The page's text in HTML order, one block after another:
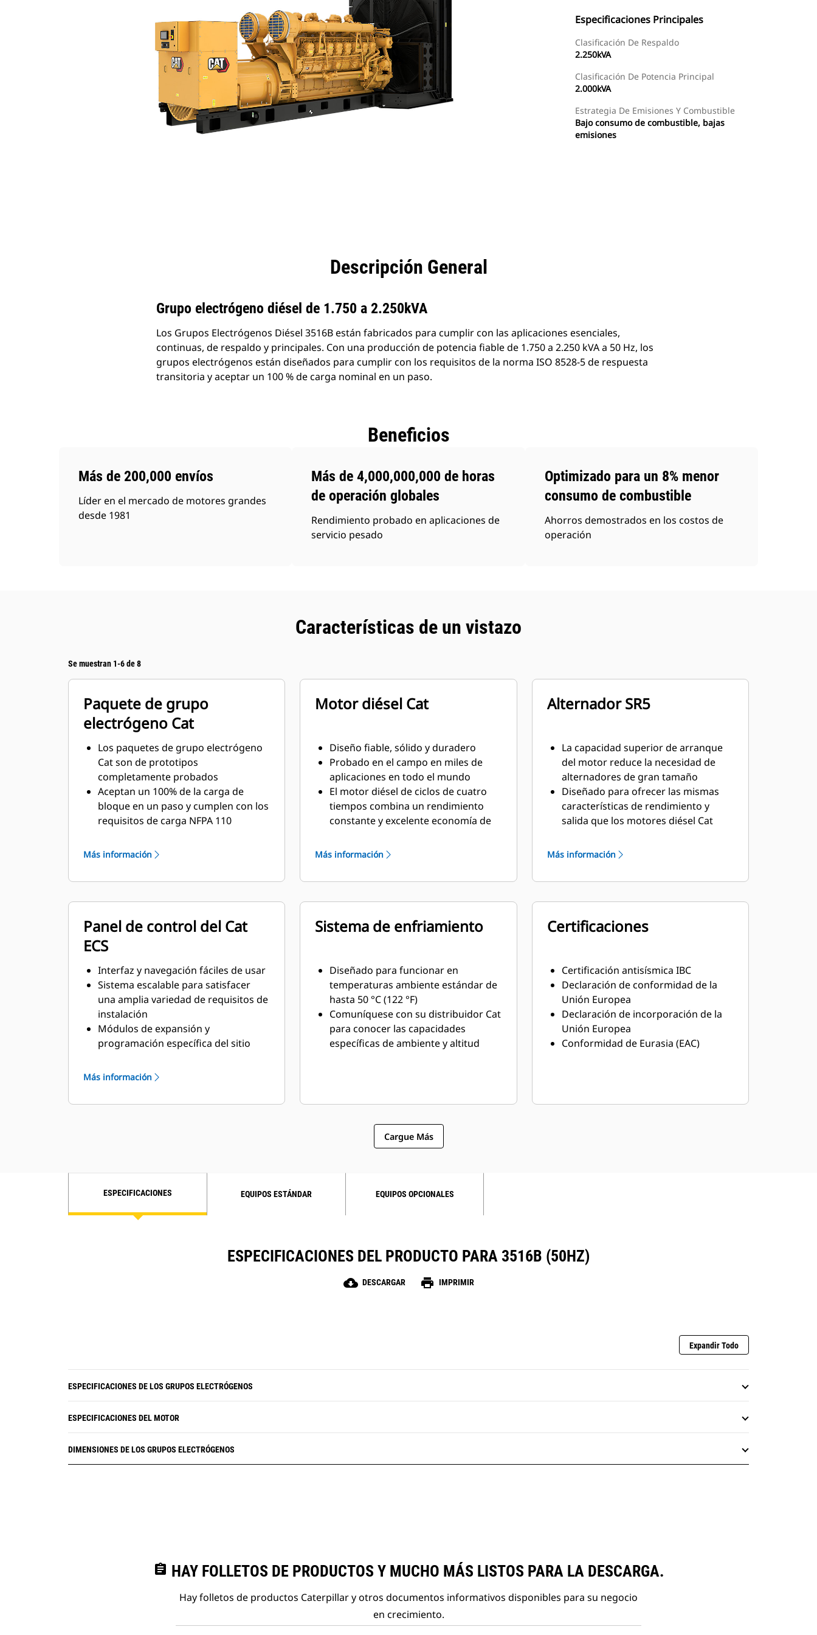
Especificaciones Principales
Clasificación De Respaldo
2.250kVA
Clasificación De Potencia Principal
2.000kVA
Estrategia De Emisiones Y Combustible
Bajo consumo de combustible, bajas
emisiones
Descripción General
Grupo electrógeno diésel de 1.750 a 2.250kVA
Los Grupos Electrógenos Diésel 3516B están fabricados para cumplir con las aplicaciones esenciales,
continuas, de respaldo y principales. Con una producción de potencia fiable de 1.750 a 2.250 kVA a 50 Hz, los
grupos electrógenos están diseñados para cumplir con los requisitos de la norma ISO 8528-5 de respuesta
transitoria y aceptar un 100 % de carga nominal en un paso.
Beneficios
Más de 200,000 envíos
Líder en el mercado de motores grandes
desde 1981
Más de 4,000,000,000 de horas
de operación globales
Rendimiento probado en aplicaciones de
servicio pesado
Optimizado para un 8% menor
consumo de combustible
Ahorros demostrados en los costos de
operación
Características de un vistazo
Se muestran 1-6 de 8
Paquete de grupo
electrógeno Cat
Los paquetes de grupo electrógeno
Cat son de prototipos
completamente probados
Aceptan un 100% de la carga de
bloque en un paso y cumplen con los
requisitos de carga NFPA 110
norma ISO 8528-5 de estado
Más información
Motor diésel Cat
Diseño fiable, sólido y duradero
Probado en el campo en miles de
aplicaciones en todo el mundo
El motor diésel de ciclos de cuatro
tiempos combina un rendimiento
constante y excelente economía de
Más información
Alternador SR5
La capacidad superior de arranque
del motor reduce la necesidad de
alternadores de gran tamaño
Diseñado para ofrecer las mismas
características de rendimiento y
salida que los motores diésel Cat
Más información
Panel de control del Cat
ECS
Interfaz y navegación fáciles de usar
Sistema escalable para satisfacer
una amplia variedad de requisitos de
instalación
Módulos de expansión y
programación específica del sitio
del cliente
Más información
Sistema de enfriamiento
Diseñado para funcionar en
temperaturas ambiente estándar de
hasta 50 °C (122 °F)
Comuníquese con su distribuidor Cat
para conocer las capacidades
específicas de ambiente y altitud
Certificaciones
Certificación antisísmica IBC
Declaración de conformidad de la
Unión Europea
Declaración de incorporación de la
Unión Europea
Conformidad de Eurasia (EAC)
Cargue Más
ESPECIFICACIONES EQUIPOS ESTÁNDAR EQUIPOS OPCIONALES
ESPECIFICACIONES DEL PRODUCTO PARA 3516B (50HZ)
cloud_download DESCARGAR print IMPRIMIR
Expandir Todo
ESPECIFICACIONES DE LOS GRUPOS ELECTRÓGENOS
ESPECIFICACIONES DEL MOTOR
DIMENSIONES DE LOS GRUPOS ELECTRÓGENOS
assignment HAY FOLLETOS DE PRODUCTOS Y MUCHO MÁS LISTOS PARA LA DESCARGA.
Hay folletos de productos Caterpillar y otros documentos informativos disponibles para su negocio
en crecimiento.